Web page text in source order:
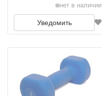
нет в наличии
Уведомить